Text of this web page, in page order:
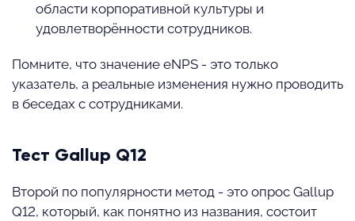
области корпоративной культуры и
удовлетворённости сотрудников.
Помните, что значение eNPS - это только
указатель, а реальные изменения нужно проводить
в беседах с сотрудниками.
Тест Gallup Q12
Второй по популярности метод - это опрос Gallup
Q12, который, как понятно из названия, состоит